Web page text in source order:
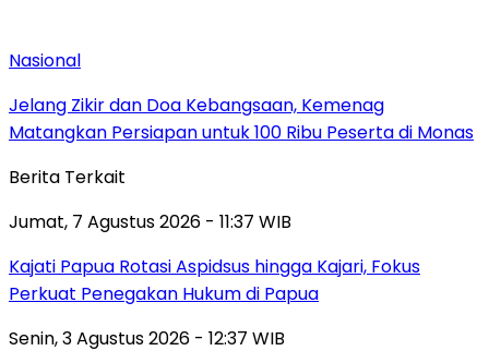
Nasional
Jelang Zikir dan Doa Kebangsaan, Kemenag
Matangkan Persiapan untuk 100 Ribu Peserta di Monas
Berita Terkait
Jumat, 7 Agustus 2026 - 11:37 WIB
Kajati Papua Rotasi Aspidsus hingga Kajari, Fokus
Perkuat Penegakan Hukum di Papua
Senin, 3 Agustus 2026 - 12:37 WIB